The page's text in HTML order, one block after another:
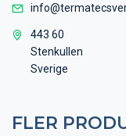
​​​​​443 60
Stenkullen
Sverige
FLER